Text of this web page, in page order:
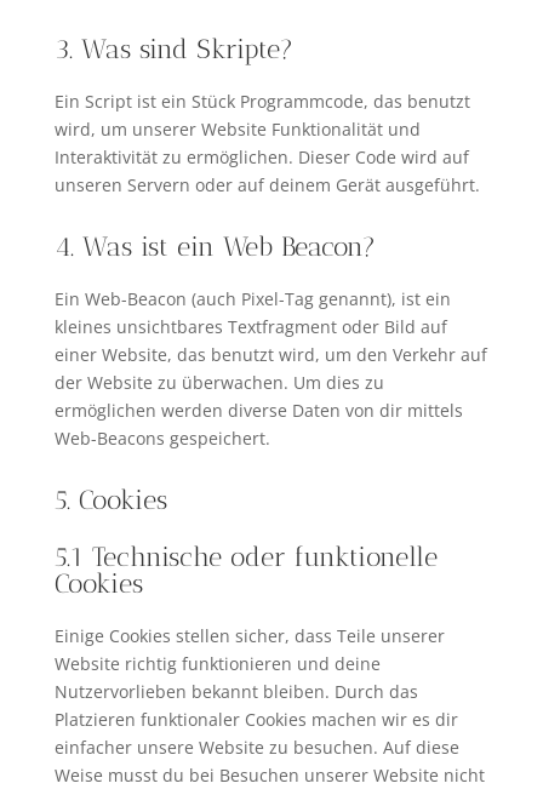
3. Was sind Skripte?
Ein Script ist ein Stück Programmcode, das benutzt
wird, um unserer Website Funktionalität und
Interaktivität zu ermöglichen. Dieser Code wird auf
unseren Servern oder auf deinem Gerät ausgeführt.
4. Was ist ein Web Beacon?
Ein Web-Beacon (auch Pixel-Tag genannt), ist ein
kleines unsichtbares Textfragment oder Bild auf
einer Website, das benutzt wird, um den Verkehr auf
der Website zu überwachen. Um dies zu
ermöglichen werden diverse Daten von dir mittels
Web-Beacons gespeichert.
5. Cookies
5.1 Technische oder funktionelle
Cookies
Einige Cookies stellen sicher, dass Teile unserer
Website richtig funktionieren und deine
Nutzervorlieben bekannt bleiben. Durch das
Platzieren funktionaler Cookies machen wir es dir
einfacher unsere Website zu besuchen. Auf diese
Weise musst du bei Besuchen unserer Website nicht